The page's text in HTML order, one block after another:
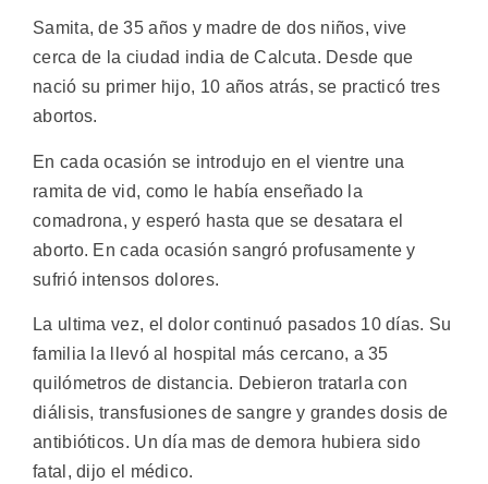
Samita, de 35 años y madre de dos niños, vive
cerca de la ciudad india de Calcuta. Desde que
nació su primer hijo, 10 años atrás, se practicó tres
abortos.
En cada ocasión se introdujo en el vientre una
ramita de vid, como le había enseñado la
comadrona, y esperó hasta que se desatara el
aborto. En cada ocasión sangró profusamente y
sufrió intensos dolores.
La ultima vez, el dolor continuó pasados 10 días. Su
familia la llevó al hospital más cercano, a 35
quilómetros de distancia. Debieron tratarla con
diálisis, transfusiones de sangre y grandes dosis de
antibióticos. Un día mas de demora hubiera sido
fatal, dijo el médico.